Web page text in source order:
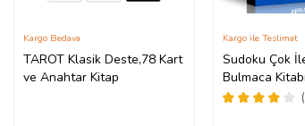
TAROT Klasik Deste,78 Kart
ve Anahtar Kitap
Kargo Bedava
Sudoku Çok
Bulmaca
Kargo ile Teslimat